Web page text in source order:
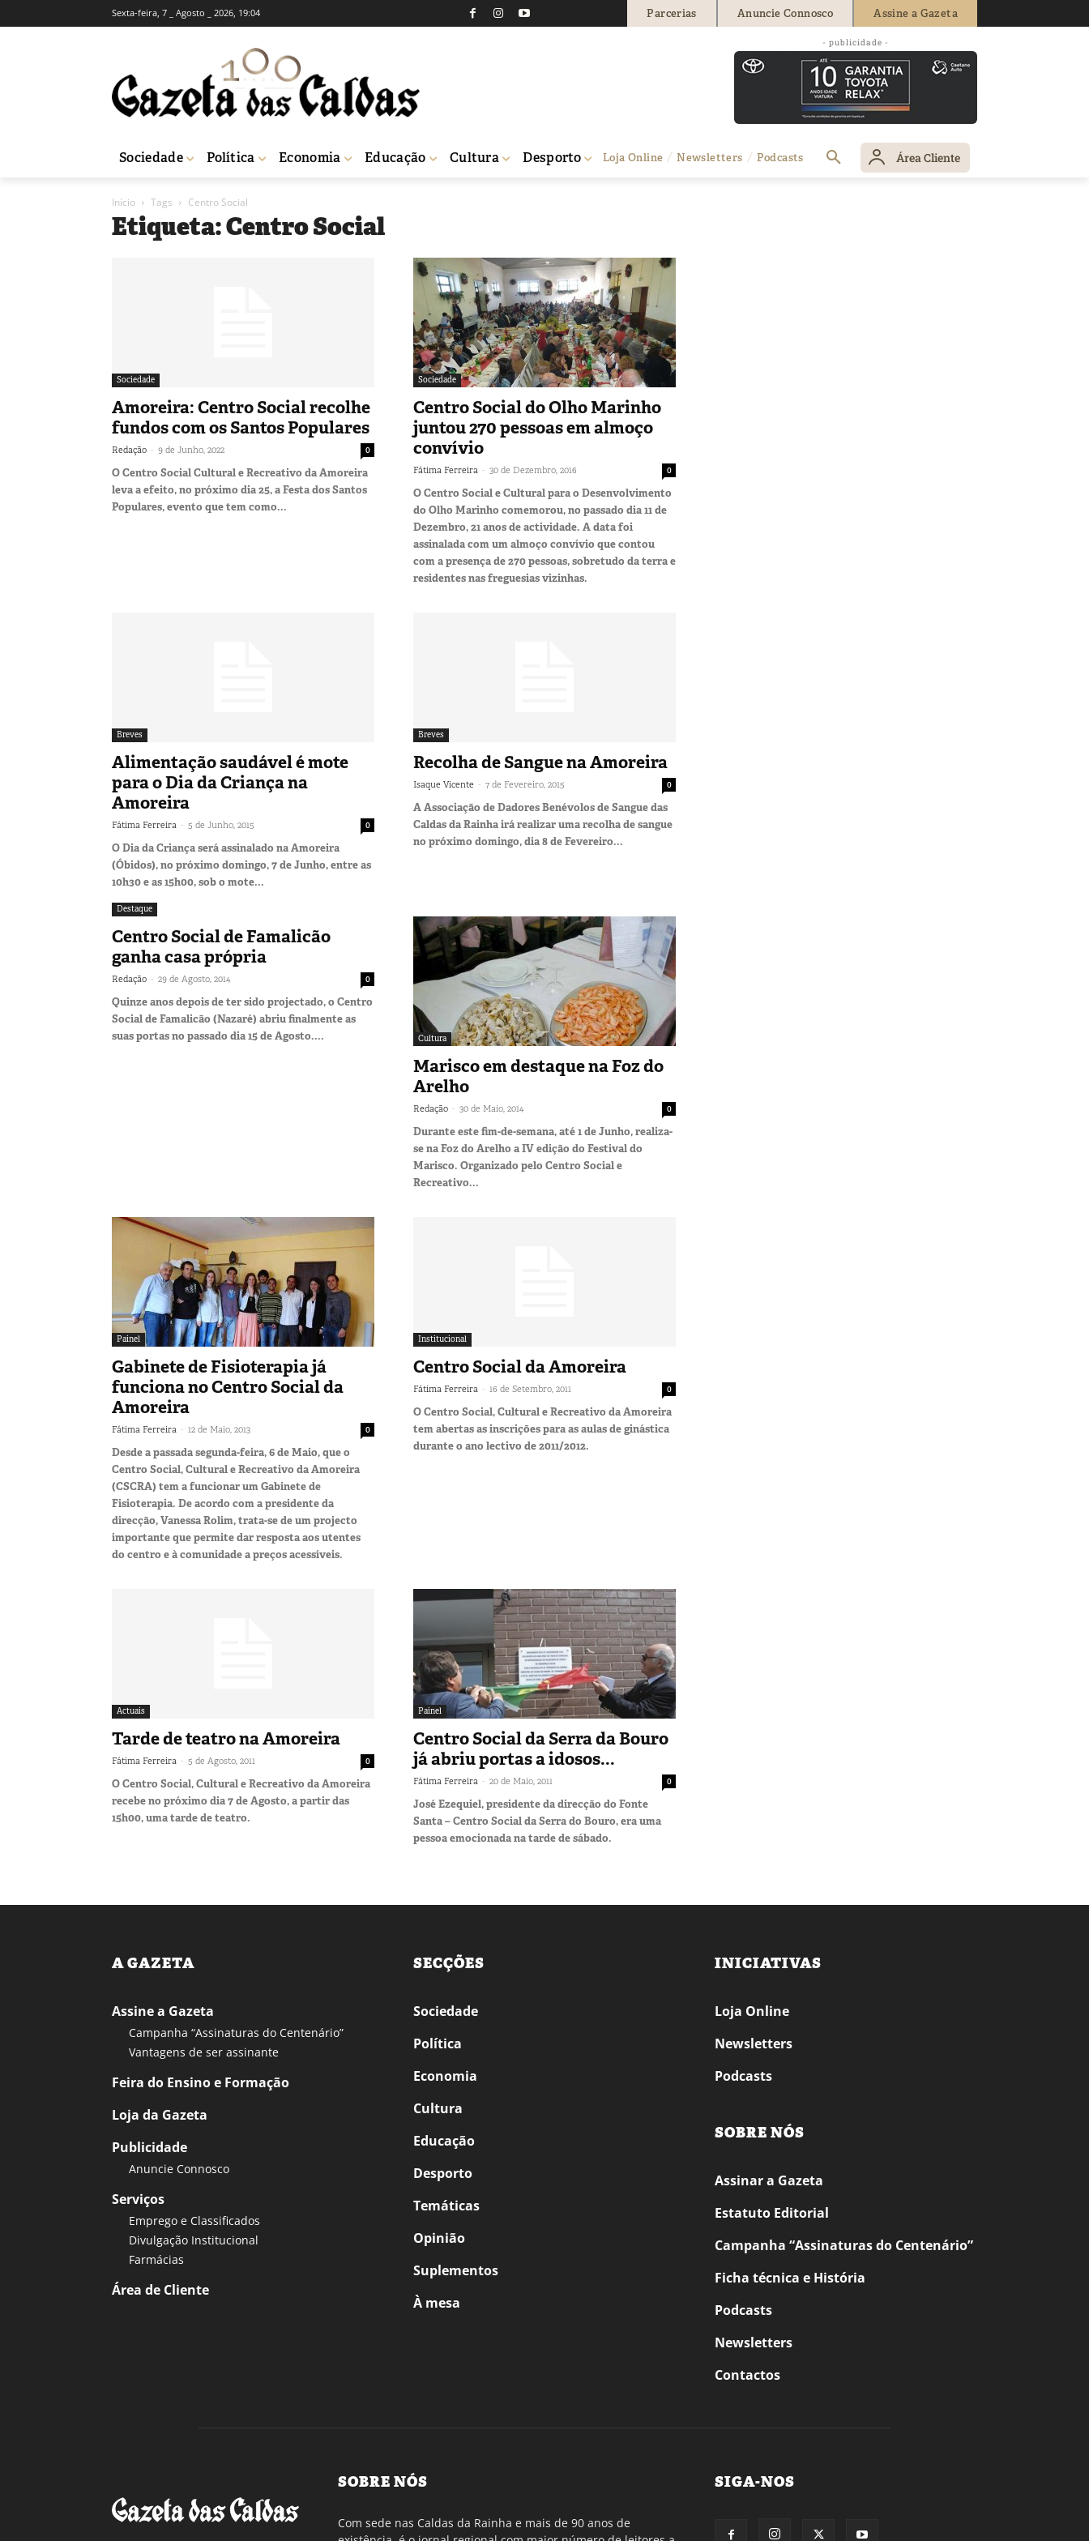
Sexta-feira, 7 _ Agosto _ 2026, 19:04 Parcerias Anuncie Connosco Assine a Gazeta
- publicidade -
Sociedade Política Economia Educação Cultura Desporto Loja Online Newsletters Podcasts Área Cliente
Início Tags Centro Social
Etiqueta: Centro Social
Sociedade
Amoreira: Centro Social recolhe
fundos com os Santos Populares
Redação - 9 de Junho, 2022 0
O Centro Social Cultural e Recreativo da Amoreira
leva a efeito, no próximo dia 25, a Festa dos Santos
Populares, evento que tem como...
Sociedade
Centro Social do Olho Marinho
juntou 270 pessoas em almoço
convívio
Fátima Ferreira - 30 de Dezembro, 2016 0
O Centro Social e Cultural para o Desenvolvimento
do Olho Marinho comemorou, no passado dia 11 de
Dezembro, 21 anos de actividade. A data foi
assinalada com um almoço convívio que contou
com a presença de 270 pessoas, sobretudo da terra e
residentes nas freguesias vizinhas.
Breves
Alimentação saudável é mote
para o Dia da Criança na
Amoreira
Fátima Ferreira - 5 de Junho, 2015 0
O Dia da Criança será assinalado na Amoreira
(Óbidos), no próximo domingo, 7 de Junho, entre as
10h30 e as 15h00, sob o mote...
Breves
Recolha de Sangue na Amoreira
Isaque Vicente - 7 de Fevereiro, 2015 0
A Associação de Dadores Benévolos de Sangue das
Caldas da Rainha irá realizar uma recolha de sangue
no próximo domingo, dia 8 de Fevereiro...
Destaque
Centro Social de Famalicão
ganha casa própria
Redação - 29 de Agosto, 2014 0
Quinze anos depois de ter sido projectado, o Centro
Social de Famalicão (Nazaré) abriu finalmente as
suas portas no passado dia 15 de Agosto....
Cultura
Marisco em destaque na Foz do
Arelho
Redação - 30 de Maio, 2014 0
Durante este fim-de-semana, até 1 de Junho, realiza-
se na Foz do Arelho a IV edição do Festival do
Marisco. Organizado pelo Centro Social e
Recreativo...
Painel
Gabinete de Fisioterapia já
funciona no Centro Social da
Amoreira
Fátima Ferreira - 12 de Maio, 2013 0
Desde a passada segunda-feira, 6 de Maio, que o
Centro Social, Cultural e Recreativo da Amoreira
(CSCRA) tem a funcionar um Gabinete de
Fisioterapia. De acordo com a presidente da
direcção, Vanessa Rolim, trata-se de um projecto
importante que permite dar resposta aos utentes
do centro e à comunidade a preços acessíveis.
Institucional
Centro Social da Amoreira
Fátima Ferreira - 16 de Setembro, 2011 0
O Centro Social, Cultural e Recreativo da Amoreira
tem abertas as inscrições para as aulas de ginástica
durante o ano lectivo de 2011/2012.
Actuais
Tarde de teatro na Amoreira
Fátima Ferreira - 5 de Agosto, 2011 0
O Centro Social, Cultural e Recreativo da Amoreira
recebe no próximo dia 7 de Agosto, a partir das
15h00, uma tarde de teatro.
Painel
Centro Social da Serra da Bouro
já abriu portas a idosos...
Fátima Ferreira - 20 de Maio, 2011 0
José Ezequiel, presidente da direcção do Fonte
Santa – Centro Social da Serra do Bouro, era uma
pessoa emocionada na tarde de sábado.
A GAZETA
Assine a Gazeta
Campanha “Assinaturas do Centenário”
Vantagens de ser assinante
Feira do Ensino e Formação
Loja da Gazeta
Publicidade
Anuncie Connosco
Serviços
Emprego e Classificados
Divulgação Institucional
Farmácias
Área de Cliente
SECÇÕES
Sociedade
Política
Economia
Cultura
Educação
Desporto
Temáticas
Opinião
Suplementos
À mesa
INICIATIVAS
Loja Online
Newsletters
Podcasts
SOBRE NÓS
Assinar a Gazeta
Estatuto Editorial
Campanha “Assinaturas do Centenário”
Ficha técnica e História
Podcasts
Newsletters
Contactos
SOBRE NÓS
Com sede nas Caldas da Rainha e mais de 90 anos de
SIGA-NOS